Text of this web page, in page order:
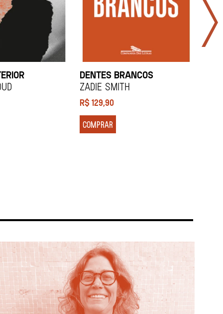
DENTES BRANCOS
Zadie Smith
R$129,90
COMPRAR